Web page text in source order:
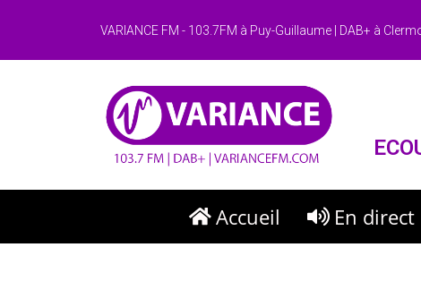
VARIANCE FM - 103.7FM à Puy-Guillaume | DAB+ à
Accueil En direct